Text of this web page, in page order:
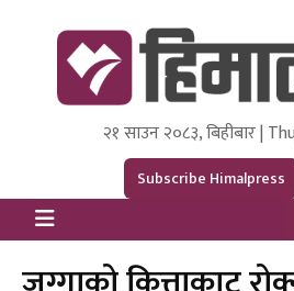
Himal Press
Dot NewsyNepal Media and
२१ साउन २०८३, बिहीबार |
Subscribe Himalpress